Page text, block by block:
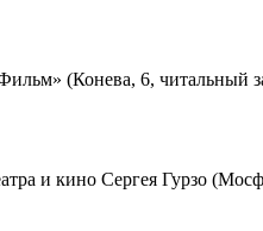
(Конева, 6, читальный
и кино Сергея Гурзо